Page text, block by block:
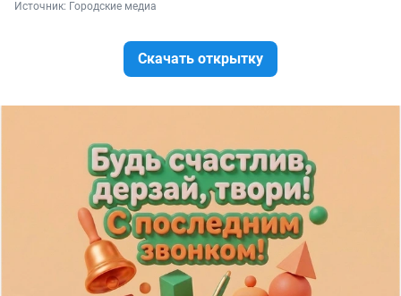
Источник: Городские медиа
Скачать открытку